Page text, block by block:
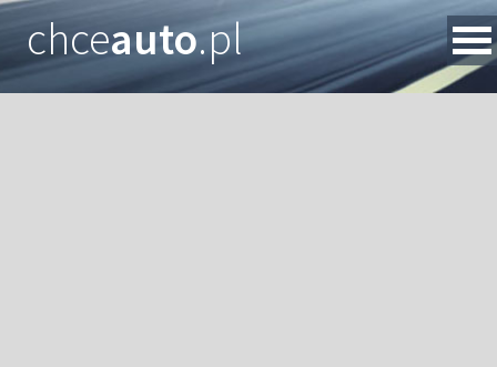
chceauto.pl